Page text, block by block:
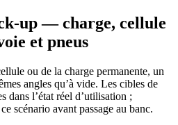
up — charge, cellule
et pneus
ou de la charge permanente, un
angles qu’à vide. Les cibles de
dans l’état réel d’utilisation ;
scénario avant passage au banc.